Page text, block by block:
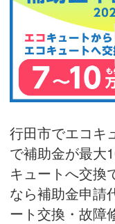
行田市でエコキ
で補助金が最大
キュートへ交換
なら補助金申請
ート交換・故障